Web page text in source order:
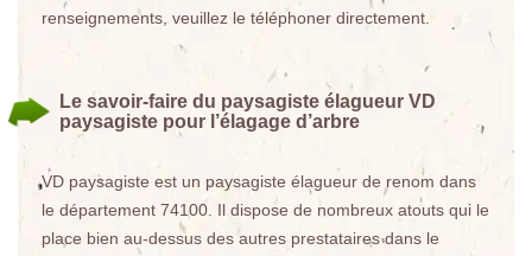
renseignements, veuillez le téléphoner directement.
Le savoir-faire du paysagiste élagueur VD
paysagiste pour l’élagage d’arbre
VD paysagiste est un paysagiste élagueur de renom dans
le département 74100. Il dispose de nombreux atouts qui le
place bien au-dessus des autres prestataires dans le